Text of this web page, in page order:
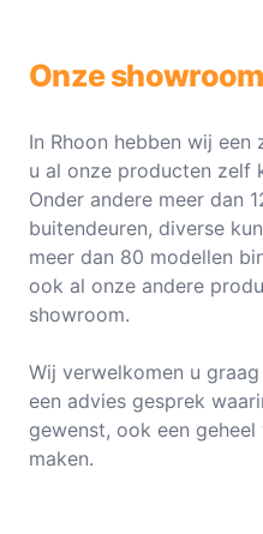
Onze showroom
In Rhoon hebben wij
u al onze producten zelf
Onder andere meer dan
buitendeuren, diverse
meer dan 80 modellen
ook al onze andere
showroom.
Wij verwelkomen u
een advies gesprek
gewenst, ook een
maken.